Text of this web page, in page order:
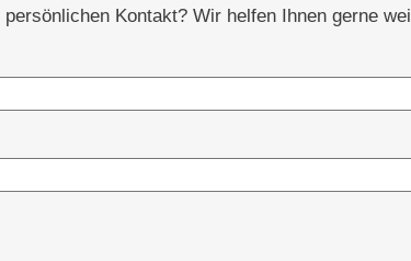
Kontakt? Wir helfen Ihnen gerne